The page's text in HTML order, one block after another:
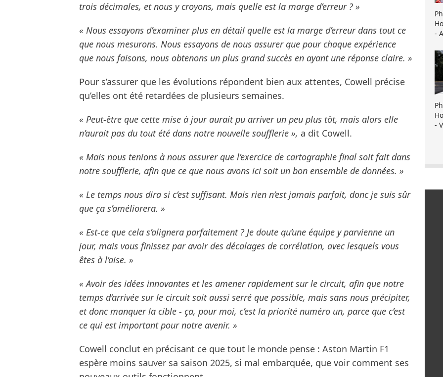
trois décimales, et nous y croyons, mais quelle est la marge d’erreur ? »
« Nous essayons d’examiner plus en détail quelle est la marge d’erreur dans tout ce
que nous mesurons. Nous essayons de nous assurer que pour chaque expérience
que nous faisons, nous obtenons un plus grand succès en ayant une réponse claire. »
Pour s’assurer que les évolutions répondent bien aux attentes, Cowell précise
qu’elles ont été retardées de plusieurs semaines.
« Peut-être que cette mise à jour aurait pu arriver un peu plus tôt, mais alors elle
n’aurait pas du tout été dans notre nouvelle soufflerie », a dit Cowell.
« Mais nous tenions à nous assurer que l’exercice de cartographie final soit fait dans
notre soufflerie, afin que ce que nous avons ici soit un bon ensemble de données. »
« Le temps nous dira si c’est suffisant. Mais rien n’est jamais parfait, donc je suis sûr
que ça s’améliorera. »
« Est-ce que cela s’alignera parfaitement ? Je doute qu’une équipe y parvienne un
jour, mais vous finissez par avoir des décalages de corrélation, avec lesquels vous
êtes à l’aise. »
« Avoir des idées innovantes et les amener rapidement sur le circuit, afin que notre
temps d’arrivée sur le circuit soit aussi serré que possible, mais sans nous précipiter,
et donc manquer la cible - ça, pour moi, c’est la priorité numéro un, parce que c’est
ce qui est important pour notre avenir. »
Cowell conclut en précisant ce que tout le monde pense : Aston Martin F1
espère moins sauver sa saison 2025, si mal embarquée, que voir comment ses
-
-